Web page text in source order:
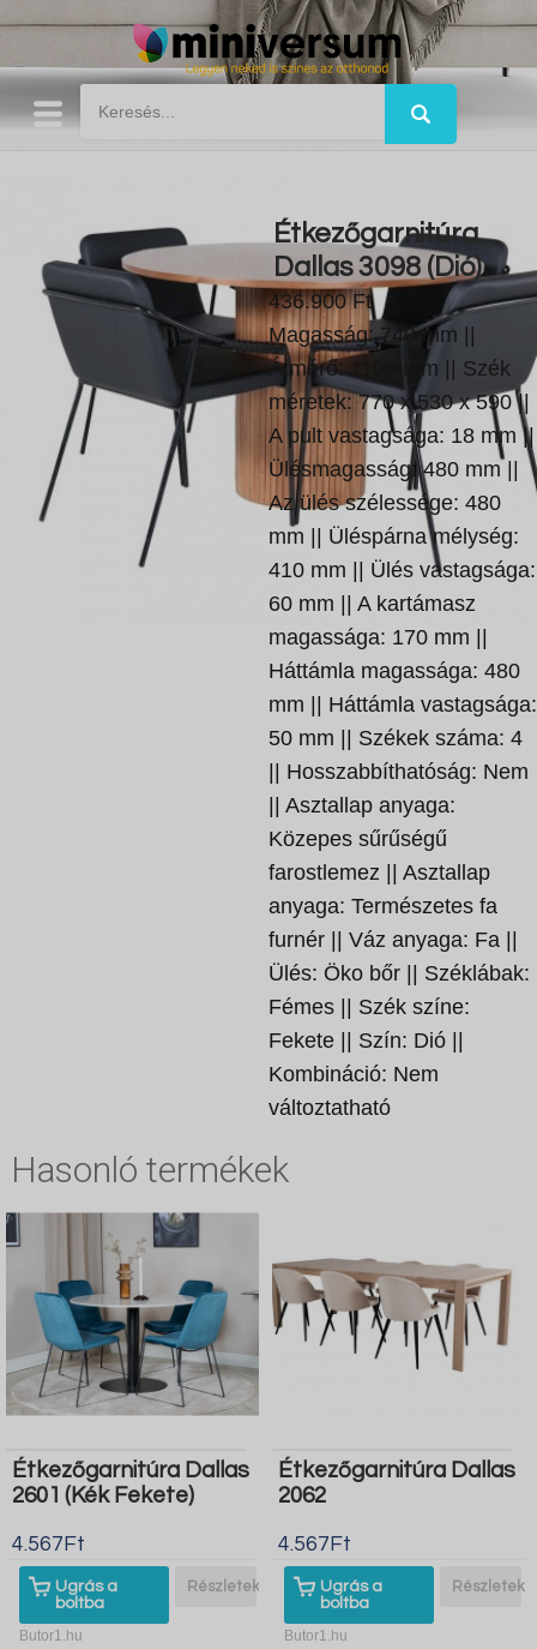
Étkezőgarnitúra
Dallas 3098 (Dió)
436.900 Ft
Magasság: 740 mm ||
Átmérő: 1100 mm || Szék
méretek: 770 x 530 x 590 ||
A pult vastagsága: 18 mm ||
Ülésmagasság: 480 mm ||
Az ülés szélessége: 480
mm || Üléspárna mélység:
410 mm || Ülés vastagsága:
60 mm || A kartámasz
magassága: 170 mm ||
Háttámla magassága: 480
mm || Háttámla vastagsága:
50 mm || Székek száma: 4
|| Hosszabbíthatóság: Nem
|| Asztallap anyaga:
Közepes sűrűségű
farostlemez || Asztallap
anyaga: Természetes fa
furnér || Váz anyaga: Fa ||
Ülés: Öko bőr || Széklábak:
Fémes || Szék színe:
Fekete || Szín: Dió ||
Kombináció: Nem
változtatható
Hasonló termékek
Étkezőgarnitúra Dallas
2601 (Kék Fekete)
4.567Ft
Ugrás a
boltba
Részletek
Butor1.hu
Étkezőgarnitúra Dallas
2062
4.567Ft
Ugrás a
boltba
Részletek
Butor1.hu